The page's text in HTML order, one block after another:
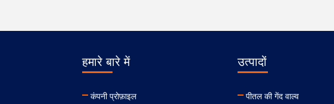
हमारे बारे में
कंपनी प्रोफ़ाइल
उत्पादों
पीतल की गेंद वाल्व